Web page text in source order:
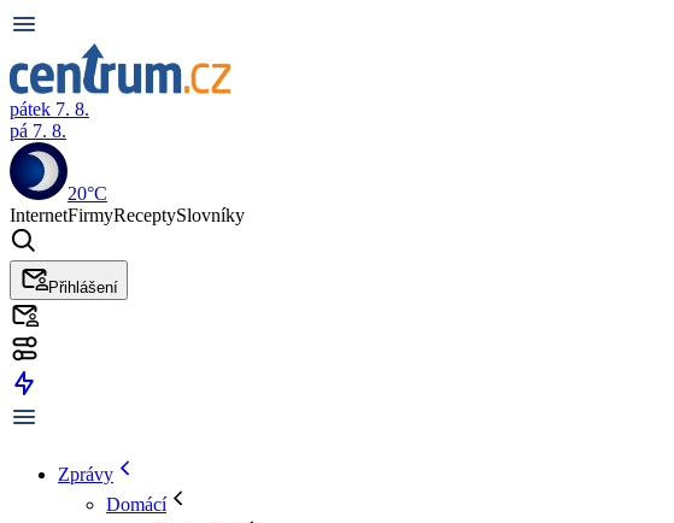
pátek 7. 8.
pá 7. 8.
20°C
InternetFirmyReceptySlovníky
Přihlášení
Zprávy
Domácí